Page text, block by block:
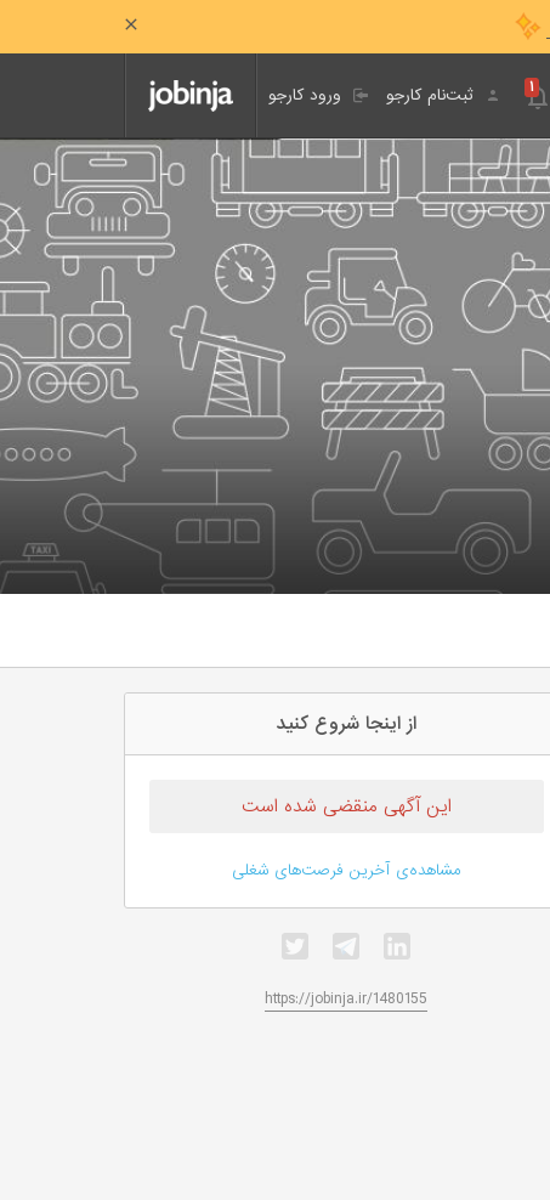
ورود کارجو ثبت‌نام کارجو ۱
از اینجا شروع کنید
این آگهی منقضی شده است
مشاهده‌ی آخرین فرصت‌های شغلی
https://jobinja.ir/1480155